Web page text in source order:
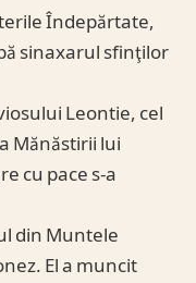
Îndepărtate,
sinaxarul sfinţilor
Leontie, cel
Mănăstirii lui
cu pace s-a
din Muntele
El a muncit